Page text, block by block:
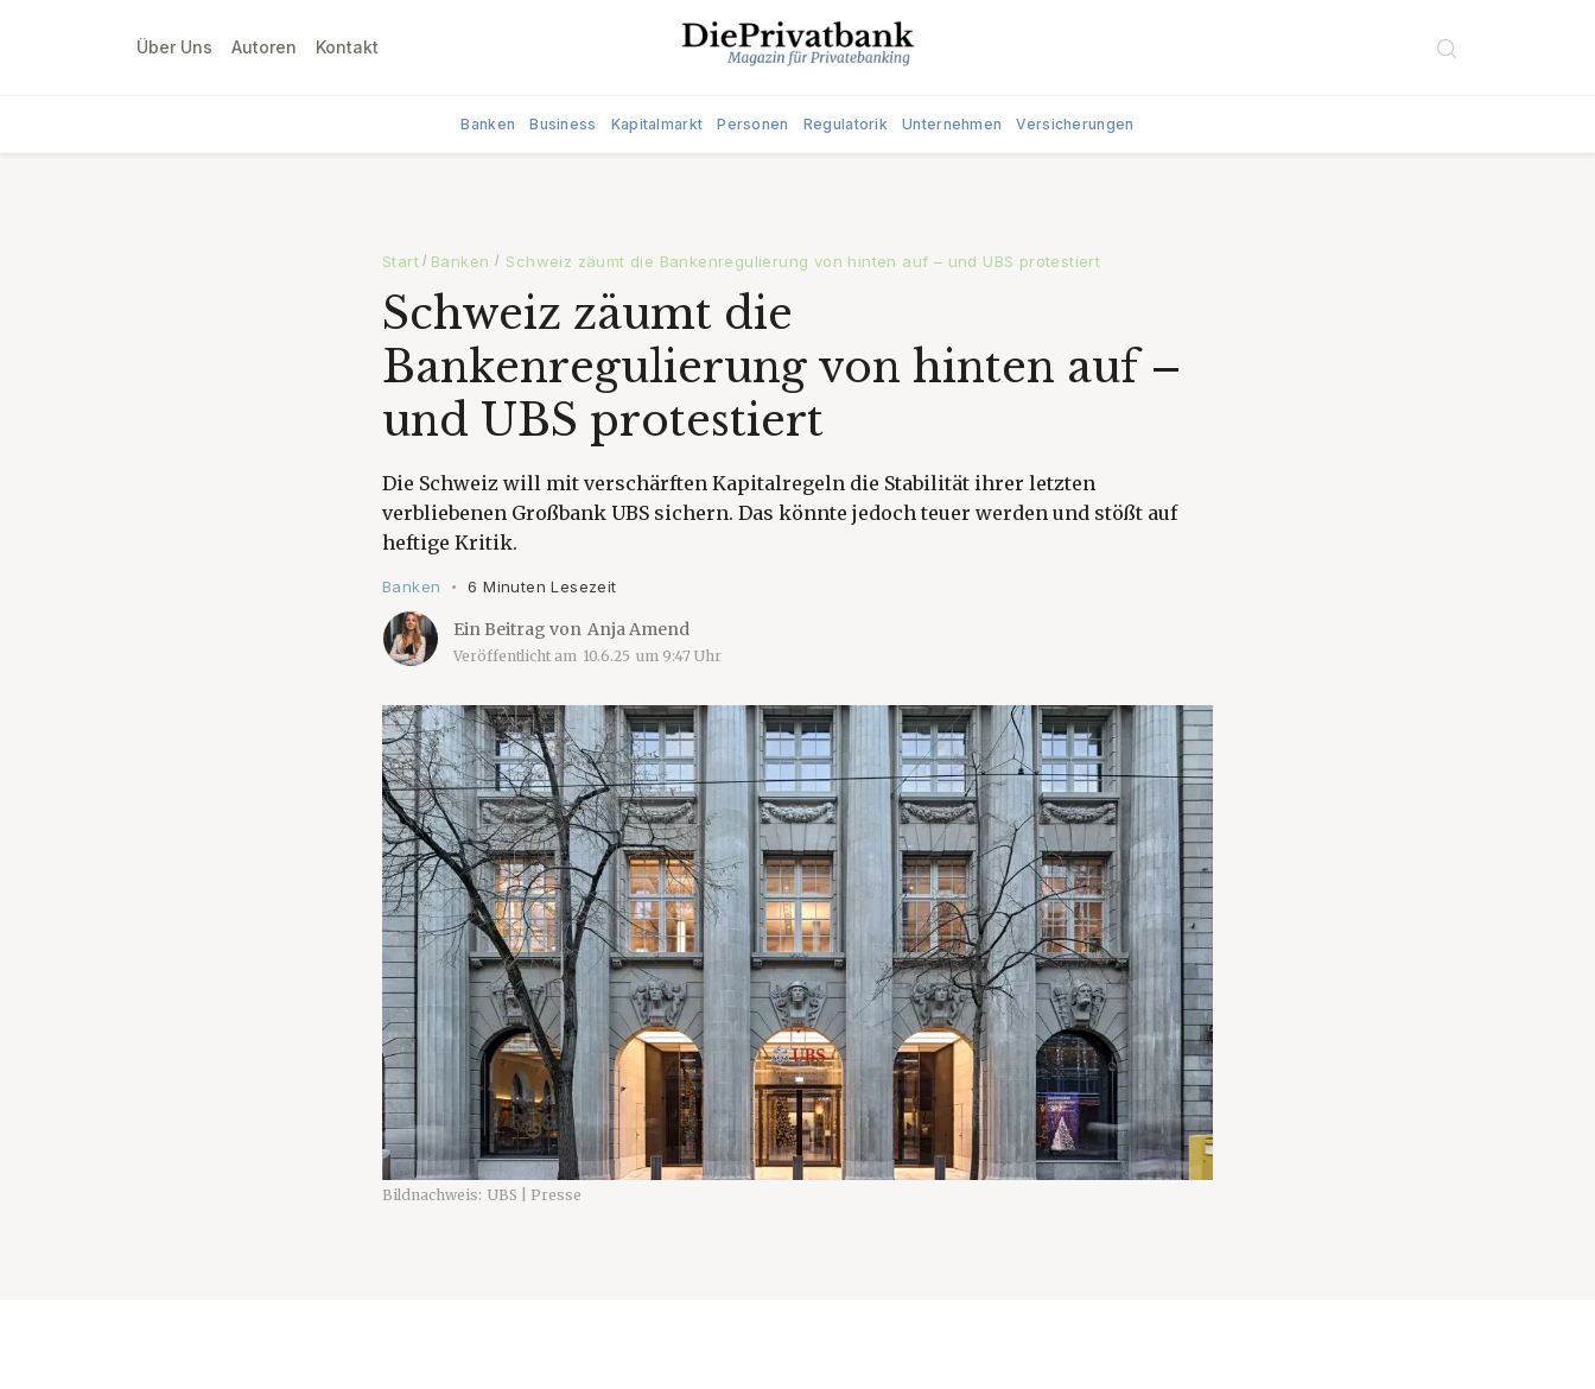
Über Uns Autoren Kontakt
Banken Business Kapitalmarkt Personen Regulatorik Unternehmen Versicherungen
Start / Banken / Schweiz zäumt die Bankenregulierung von hinten auf – und UBS protestiert
Schweiz zäumt die
Bankenregulierung von hinten auf –
und UBS protestiert
Die Schweiz will mit verschärften Kapitalregeln die Stabilität ihrer letzten
verbliebenen Großbank UBS sichern. Das könnte jedoch teuer werden und stößt auf
heftige Kritik.
Banken • 6 Minuten Lesezeit
Ein Beitrag von Anja Amend
Veröffentlicht am 10.6.25 um 9:47 Uhr
Bildnachweis: UBS | Presse